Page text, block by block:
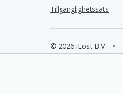
Tillgänglighetssats
© 2026 iLost B.V. •